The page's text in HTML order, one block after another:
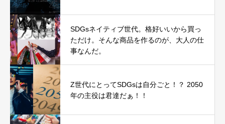
SDGsネイティブ世代。格好いいから買っ
ただけ。そんな商品を作るのが、大人の仕
事なんだ。
Z世代にとってSDGsは自分ごと！？ 2050
年の主役は君達だぁ！！